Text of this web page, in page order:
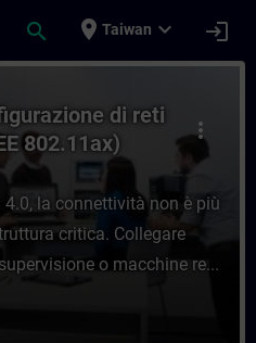
search place Taiwan expand_more login
configurazione di
more_vert
di reti
802.11ax)
4.0, la connettività non è più
critica. Collegare
o macchine re...